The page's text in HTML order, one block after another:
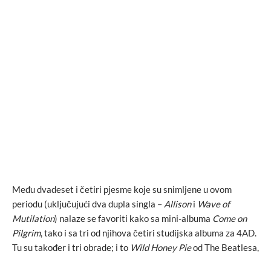
Među dvadeset i četiri pjesme koje su snimljene u ovom
periodu (uključujući dva dupla singla – Allisoni Wave of
Mutilation) nalaze se favoriti kako sa mini-albuma Come on
Pilgrim, tako i sa tri od njihova četiri studijska albuma za 4AD.
Tu su također i tri obrade; i to Wild Honey Pieod The Beatlesa,